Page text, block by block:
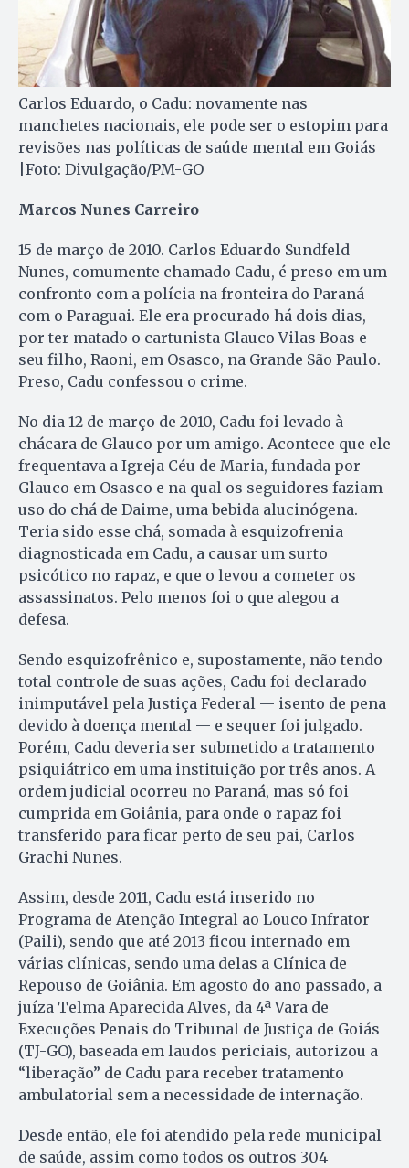
Carlos Eduardo, o Cadu: novamente nas
manchetes nacionais, ele pode ser o estopim para
revisões nas políticas de saúde mental em Goiás
|Foto: Divulgação/PM-GO
Marcos Nunes Carreiro
15 de março de 2010. Carlos Eduardo Sun­dfeld
Nunes, comumente chamado Ca­du, é preso em um
confronto com a polícia na fronteira do Pa­raná
com o Paraguai. Ele era procurado há dois dias,
por ter matado o cartunista Glauco Vilas Boas e
seu filho, Raoni, em Osasco, na Grande São Paulo.
Preso, Cadu confessou o crime.
No dia 12 de março de 2010, Ca­du foi levado à
chácara de Glau­co por um amigo. Acontece que ele
frequentava a Igreja Céu de Maria, fundada por
Glauco em Osasco e na qual os seguidores faziam
uso do chá de Daime, uma bebida alucinógena.
Teria sido esse chá, somada à esquizofrenia
diagnosticada em Cadu, a causar um surto
psicótico no rapaz, e que o levou a cometer os
assassinatos. Pelo menos foi o que alegou a
defesa.
Sendo esquizofrênico e, supostamente, não tendo
total controle de suas ações, Cadu foi declarado
inimputável pela Justiça Federal — isento de pena
devido à doença mental — e sequer foi julgado.
Porém, Cadu deveria ser submetido a tratamento
psiquiátrico em uma instituição por três anos. A
ordem judicial ocorreu no Paraná, mas só foi
cumprida em Goiânia, para onde o rapaz foi
transferido para ficar perto de seu pai, Carlos
Grachi Nunes.
Assim, desde 2011, Cadu está inserido no
Programa de Atenção Integral ao Louco Infrator
(Paili), sendo que até 2013 ficou internado em
várias clínicas, sendo uma delas a Clínica de
Repouso de Goiânia. Em agosto do ano passado, a
juíza Telma Aparecida Alves, da 4ª Vara de
Execuções Penais do Tribunal de Justiça de Goiás
(TJ-GO), baseada em laudos periciais, autorizou a
“liberação” de Cadu para receber tratamento
ambulatorial sem a necessidade de internação.
Desde então, ele foi atendido pela rede municipal
de saúde, assim como todos os outros 304